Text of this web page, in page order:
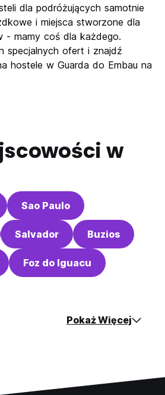
dla podróżujących samotnie
i miejsca stworzone dla
- mamy coś dla każdego.
specjalnych ofert i znajdź
hostele w Guarda do Embau na
w
Sao Paulo
Salvador Buzios
Foz do Iguacu
Pokaż Więcej